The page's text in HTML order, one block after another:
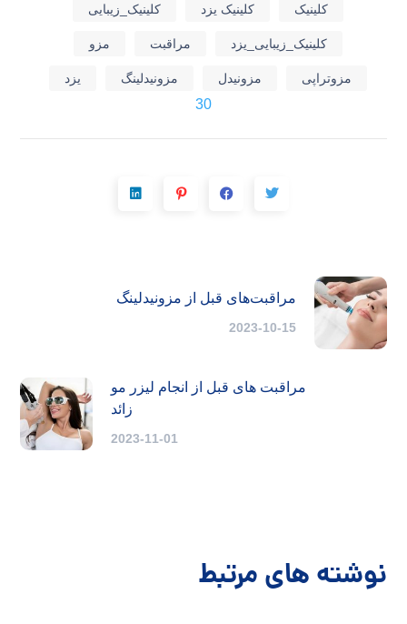
کلینیک کلینیک یزد کلینیک_زیبایی
کلینیک_زیبایی_یزد مراقبت مزو
مزوتراپی مزونیدل مزونیدلینگ یزد
30
مراقبت‌های قبل از مزونیدلینگ
2023-10-15
مراقبت های قبل از انجام لیزر مو
زائد
2023-11-01
نوشته های مرتبط